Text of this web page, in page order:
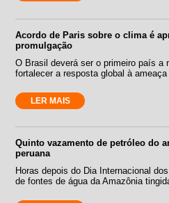
Acordo de Paris sobre o clima é
promulgação
O Brasil deverá ser o primeiro país a
fortalecer a resposta global à
LER MAIS
Quinto vazamento de petróleo do
peruana
Horas depois do Dia Internacional
de fontes de água da Amazônia